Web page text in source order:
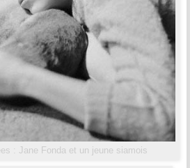
: Jane Fonda et un jeune siamois